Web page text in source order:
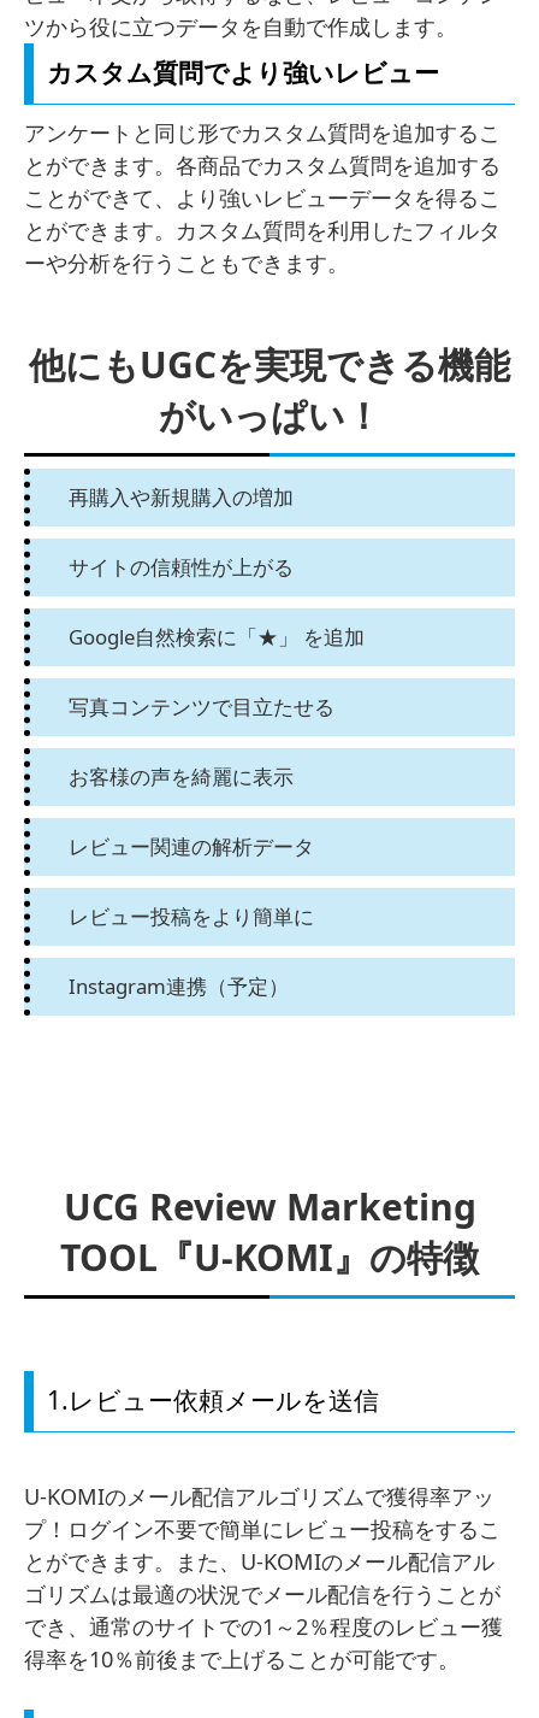
ツから役に立つデータを自動で作成します。
カスタム質問でより強いレビュー
アンケートと同じ形でカスタム質問を追加するこ
とができます。各商品でカスタム質問を追加する
ことができて、より強いレビューデータを得るこ
とができます。カスタム質問を利用したフィルタ
ーや分析を行うこともできます。
他にもUGCを実現できる機能
がいっぱい！
再購入や新規購入の増加
サイトの信頼性が上がる
Google自然検索に「★」 を追加
写真コンテンツで目立たせる
お客様の声を綺麗に表示
レビュー関連の解析データ
レビュー投稿をより簡単に
Instagram連携（予定）
UCG Review Marketing
TOOL『U-KOMI』の特徴
1.レビュー依頼メールを送信
U-KOMIのメール配信アルゴリズムで獲得率アッ
プ！ログイン不要で簡単にレビュー投稿をするこ
とができます。また、U-KOMIのメール配信アル
ゴリズムは最適の状況でメール配信を行うことが
でき、通常のサイトでの1～2％程度のレビュー獲
得率を10％前後まで上げることが可能です。